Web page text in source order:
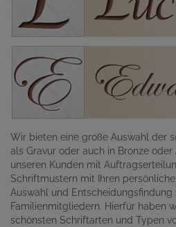
Wir bieten eine große Auswahl der
als Gravur oder auch in Bronze
unseren Kunden mit
Schriftmustern mit Ihren
Auswahl und Entscheidungsfindung
Familienmitgliedern. Hierfür haben
schönsten Schriftarten und Typen